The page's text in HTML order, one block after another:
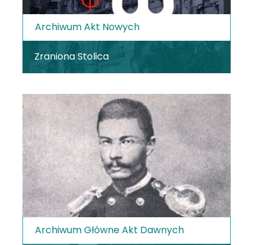
Archiwum Akt Nowych
Zraniona Stolica
Archiwum Główne Akt Dawnych